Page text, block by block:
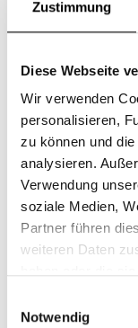
Zustimmung
Diese Webseite
Wir verwenden
personalisieren,
zu können und
analysieren.
Verwendung
soziale Medien,
Partner führen
weiteren Daten
Notwendig
https://
background
NL_04-
NL-04-